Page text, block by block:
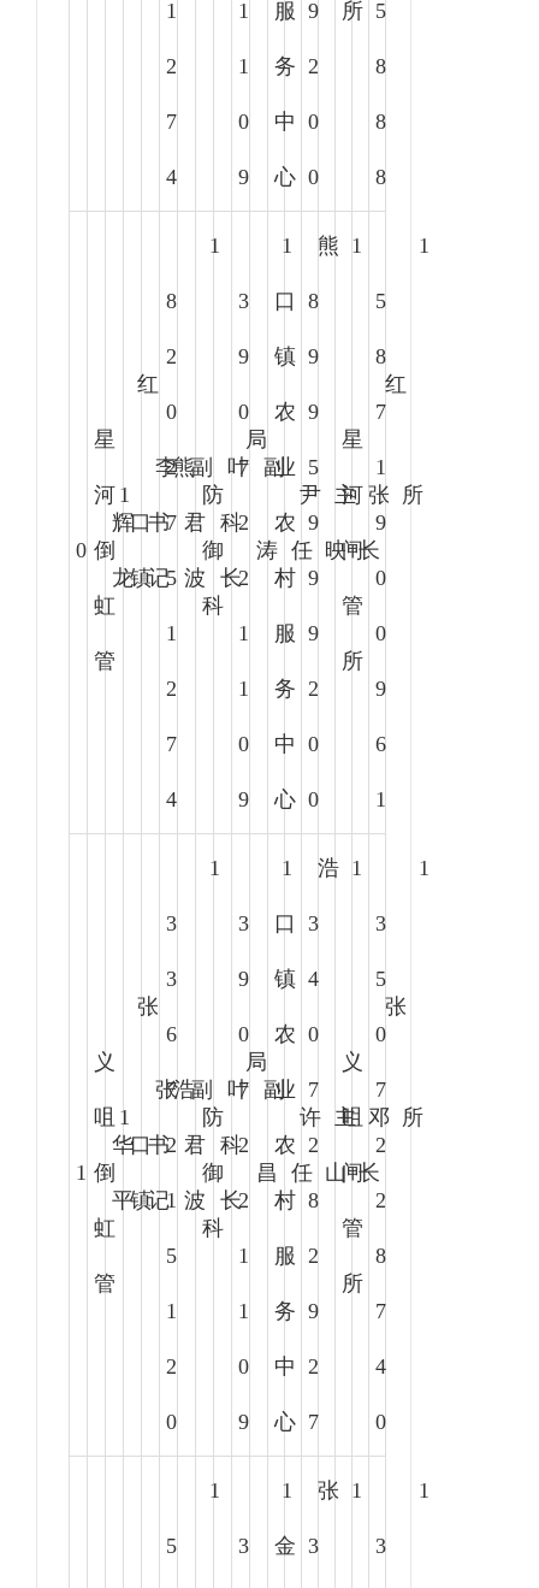
1
2
7
4
1
1
0
9
服
务
中
心
9
2
0
0
所 5
8
8
8
1
0
红
星
河
倒
虹
管
李
辉
龙
熊
口
镇
副
书
记
1
8
2
0
2
7
5
1
2
7
4
叶
君
波
局
防
御
科
副
科
长
1
3
9
0
7
2
2
1
1
0
9
尹
涛
熊
口
镇
农
业
农
村
服
务
中
心
主
任
1
8
9
9
5
9
9
9
2
0
0
张
映
红
星
河
闸
管
所
所
长
1
5
8
7
1
9
0
0
9
6
1
1
1
张
义
咀
倒
虹
管
张
华
平
浩
口
镇
副
书
记
1
3
3
6
7
2
1
5
1
2
0
叶
君
波
局
防
御
科
副
科
长
1
3
9
0
7
2
2
1
1
0
9
许
昌
浩
口
镇
农
业
农
村
服
务
中
心
主
任
1
3
4
0
7
2
8
2
9
2
7
邓
山
张
义
咀
闸
管
所
所
长
1
3
5
0
7
2
2
8
7
4
0
1
5
1
3
张
金
1
3
1
3